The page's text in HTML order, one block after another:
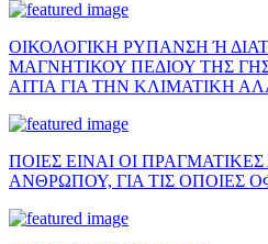
ΟΙΚΟΛΟΓΙΚΗ ΡΥΠΑΝΣΗ Ή
ΜΑΓΝΗΤΙΚΟΥ ΠΕΔΙΟΥ ΤΗΣ
ΑΙΤΙΑ ΓΙΑ ΤΗΝ ΚΛΙΜΑΤΙΚΗ
ΠΟΙΕΣ ΕΙΝΑΙ ΟΙ
ΑΝΘΡΩΠΟΥ, ΓΙΑ ΤΙΣ ΟΠΟΙΕΣ